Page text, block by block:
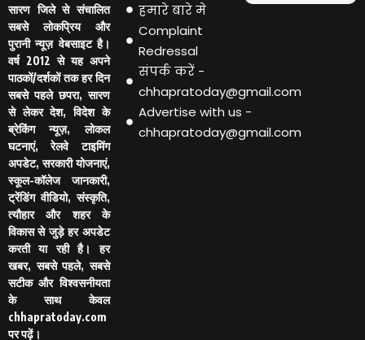
सारण जिले से संचालित
सबसे लोकप्रिय और
पुरानी न्यूज़ वेबसाइट है।
वर्ष 2012 से यह अपने
पाठकों/दर्शकों तक हर दिन
सबसे पहले छपरा, सारण
से लेकर देश, विदेश के
ब्रेकिंग न्यूज़, लोकल
घटनाएं, रेलवे टाइमिंग
अपडेट, सरकारी योजनाएं,
स्कूल-कॉलेज जानकारी,
ट्रेंडिंग वीडियो, संस्कृति,
त्यौहार और शहर के
विकास से जुड़े हर अपडेट
करती या रही है। हर
खबर, सबसे पहले, सबसे
सटीक और विश्वसनीयता
के साथ केवल
chhapratoday.com
पर पढ़ें।
हमारे बारे मे
Complaint
Redressal
संपर्क करें -
chhapratoday@gmail.com
Advertise with us -
chhapratoday@gmail.com